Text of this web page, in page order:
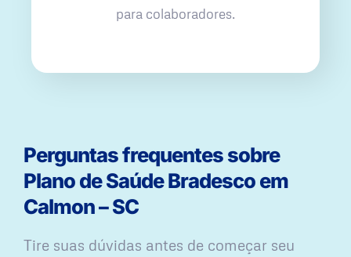
para colaboradores.
Perguntas frequentes sobre
Plano de Saúde Bradesco em
Calmon – SC
Tire suas dúvidas antes de começar seu